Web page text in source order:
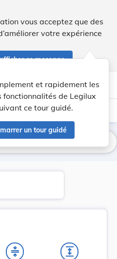
vous acceptez que des
votre expérience
ce message
account_circle help Aide
et rapidement les
fonctionnalités de Legilux
ce tour guidé.
un tour guidé
light_mode dark_mode
compress expand